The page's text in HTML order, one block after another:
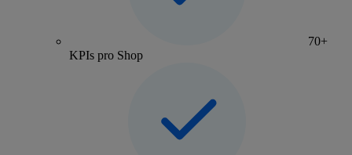
70+
KPIs pro Shop